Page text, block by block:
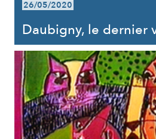
26/05/2020
Daubigny, le dernier